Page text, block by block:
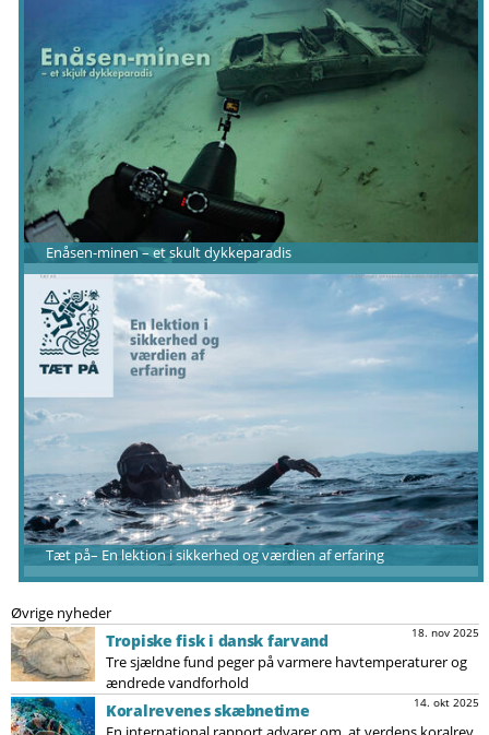
Enåsen-minen – et skult dykkeparadis
Tæt på– En lektion i sikkerhed og værdien af erfaring
Øvrige nyheder
18. nov 2025
Tropiske fisk i dansk farvand
Tre sjældne fund peger på varmere havtemperaturer og
ændrede vandforhold
14. okt 2025
Koralrevenes skæbnetime